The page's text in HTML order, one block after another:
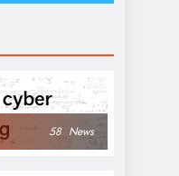
58 News